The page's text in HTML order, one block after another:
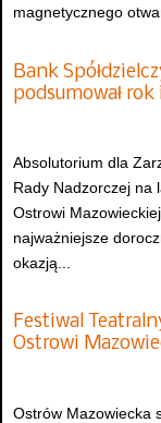
magnetycznego
Bank
podsumował rok
Absolutorium dla
Rady Nadzorczej na
Ostrowi
najważniejsze
okazją...
Festiwal
Ostrowi
Ostrów Mazowiecka